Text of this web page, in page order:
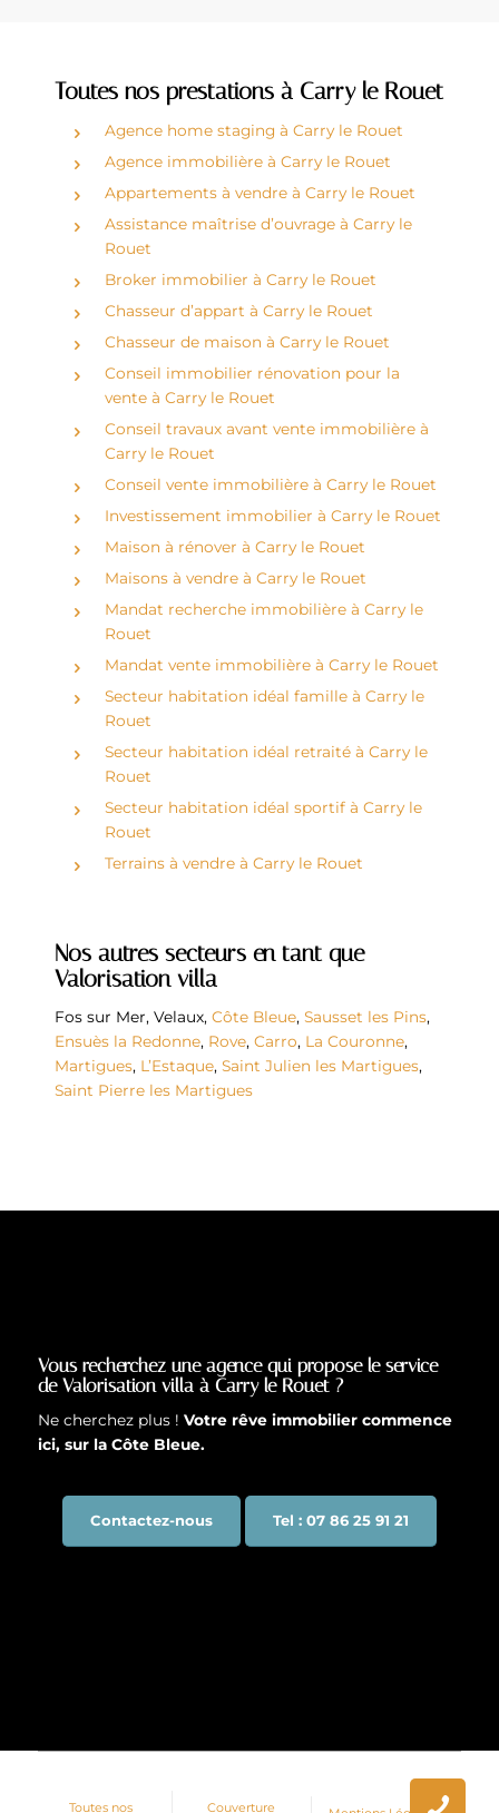
Toutes nos prestations à Carry le Rouet
Agence home staging à Carry le Rouet
Agence immobilière à Carry le Rouet
Appartements à vendre à Carry le Rouet
Assistance maîtrise d’ouvrage à Carry le
Rouet
Broker immobilier à Carry le Rouet
Chasseur d’appart à Carry le Rouet
Chasseur de maison à Carry le Rouet
Conseil immobilier rénovation pour la
vente à Carry le Rouet
Conseil travaux avant vente immobilière à
Carry le Rouet
Conseil vente immobilière à Carry le Rouet
Investissement immobilier à Carry le Rouet
Maison à rénover à Carry le Rouet
Maisons à vendre à Carry le Rouet
Mandat recherche immobilière à Carry le
Rouet
Mandat vente immobilière à Carry le Rouet
Secteur habitation idéal famille à Carry le
Rouet
Secteur habitation idéal retraité à Carry le
Rouet
Secteur habitation idéal sportif à Carry le
Rouet
Terrains à vendre à Carry le Rouet
Nos autres secteurs en tant que
Valorisation villa
Fos sur Mer, Velaux, Côte Bleue, Sausset les Pins,
Ensuès la Redonne, Rove, Carro, La Couronne,
Martigues, L’Estaque, Saint Julien les Martigues,
Saint Pierre les Martigues
Vous recherchez une agence qui propose le service
de Valorisation villa à Carry le Rouet ?
Ne cherchez plus ! Votre rêve immobilier commence
ici, sur la Côte Bleue.
Contactez-nous Tel : 07 86 25 91 21
Toutes nos Couverture